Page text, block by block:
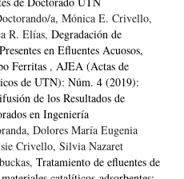
a, Mónica E. Crivello,
R. Elías, Degradación de
en Efluentes Acuosos,
Ferritas , AJEA (Actas de
de UTN): Núm. 4 (2019):
de los Resultados de
en Ingeniería
Dolores María Eugenia
Crivello, Silvia Nazaret
Tratamiento de efluentes de